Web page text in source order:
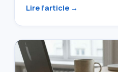
Lire l’article →